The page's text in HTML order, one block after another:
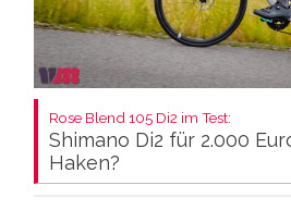
Rose Blend 105 Di2 im Test:
Shimano Di2 für 2.000
Haken?